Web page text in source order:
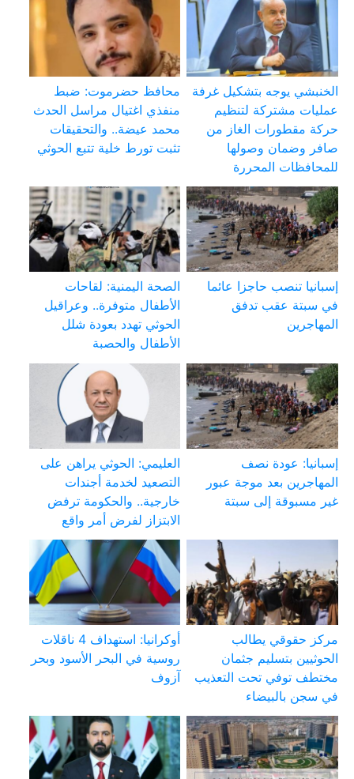
الخنبشي يوجه بتشكيل غرفة
عمليات مشتركة لتنظيم
حركة مقطورات الغاز من
صافر وضمان وصولها
للمحافظات المحررة
محافظ حضرموت: ضبط
منفذي اغتيال مراسل الحدث
محمد عيضة.. والتحقيقات
تثبت تورط خلية تتبع الحوثي
إسبانيا تنصب حاجزا عائما
في سبتة عقب تدفق
المهاجرين
الصحة اليمنية: لقاحات
الأطفال متوفرة.. وعراقيل
الحوثي تهدد بعودة شلل
الأطفال والحصبة
إسبانيا: عودة نصف
المهاجرين بعد موجة عبور
غير مسبوقة إلى سبتة
العليمي: الحوثي يراهن على
التصعيد لخدمة أجندات
خارجية.. والحكومة ترفض
الابتزاز لفرض أمر واقع
مركز حقوقي يطالب
الحوثيين بتسليم جثمان
مختطف توفي تحت التعذيب
في سجن بالبيضاء
أوكرانيا: استهداف 4 ناقلات
روسية في البحر الأسود وبحر
آزوف